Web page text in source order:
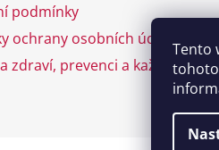
Tento
tohoto
podmínky
ochrany osobních údajů
zdraví, prevenci a každodenní